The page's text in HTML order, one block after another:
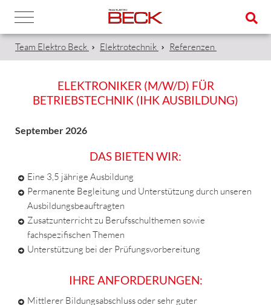
Team Elektro Beck Elektrotechnik Referenzen
ELEKTRONIKER (M/W/D) FÜR
BETRIEBSTECHNIK (IHK AUSBILDUNG)
September 2026
DAS BIETEN WIR:
Eine 3,5 jährige Ausbildung
Permanente Begleitung und Unterstützung durch unseren
Ausbildungsbeauftragten
Zusatzunterricht zu Berufsschulthemen sowie
fachspezifischen Themen
Unterstützung bei der Prüfungsvorbereitung
IHRE ANFORDERUNGEN:
Mittlerer Bildungsabschluss oder sehr guter